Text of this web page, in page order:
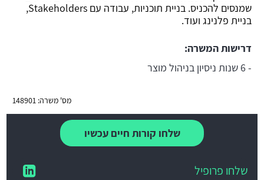
שמנסים להכניס. בניית תוכניות, עבודה עם Stakeholders,
בניית פלנינג ועוד.
דרישות המשרה:
- 6 שנות ניסיון בניהול מוצר
מס' משרה: 148901
שלחו קורות חיים עכשיו
שלחו פרופיל